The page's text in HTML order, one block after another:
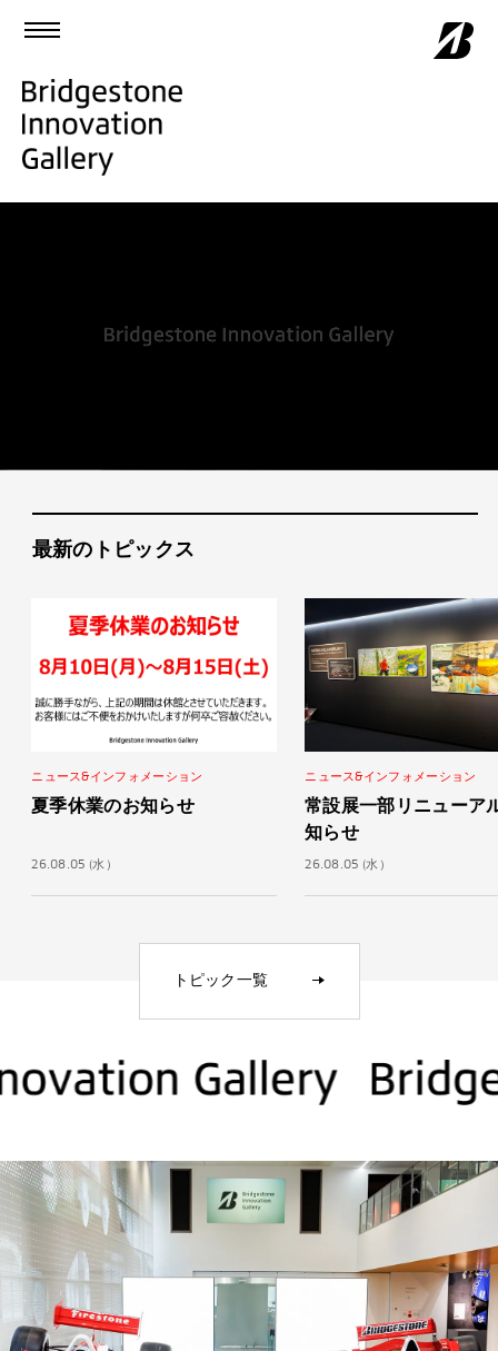
フロアガイド
ガイドツアー予約
最新のトピックス
ニュース&インフォメーション
夏季休業のお知らせ
26.08.05 (水）
ニュース&インフォメーション
常設展一部リニューア
知らせ
26.08.05 (水）
トピック一覧